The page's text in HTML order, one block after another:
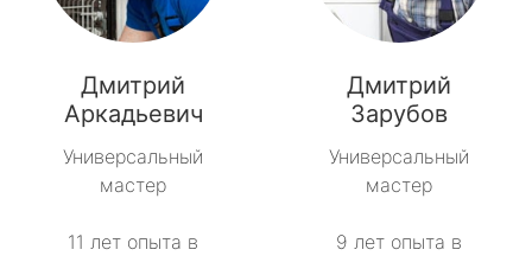
Дмитрий
Аркадьевич
Универсальный
мастер
11 лет опыта в
Дмитрий
Зарубов
Универсальный
мастер
9 лет опыта в